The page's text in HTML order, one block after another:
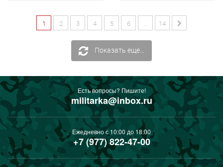
1 2 3 4 5 6 ... 14
Показать еще...
Есть вопросы? Пишите!
militarka@inbox.ru
Ежедневно с 10:00 до 18:00
+7 (977) 822-47-00